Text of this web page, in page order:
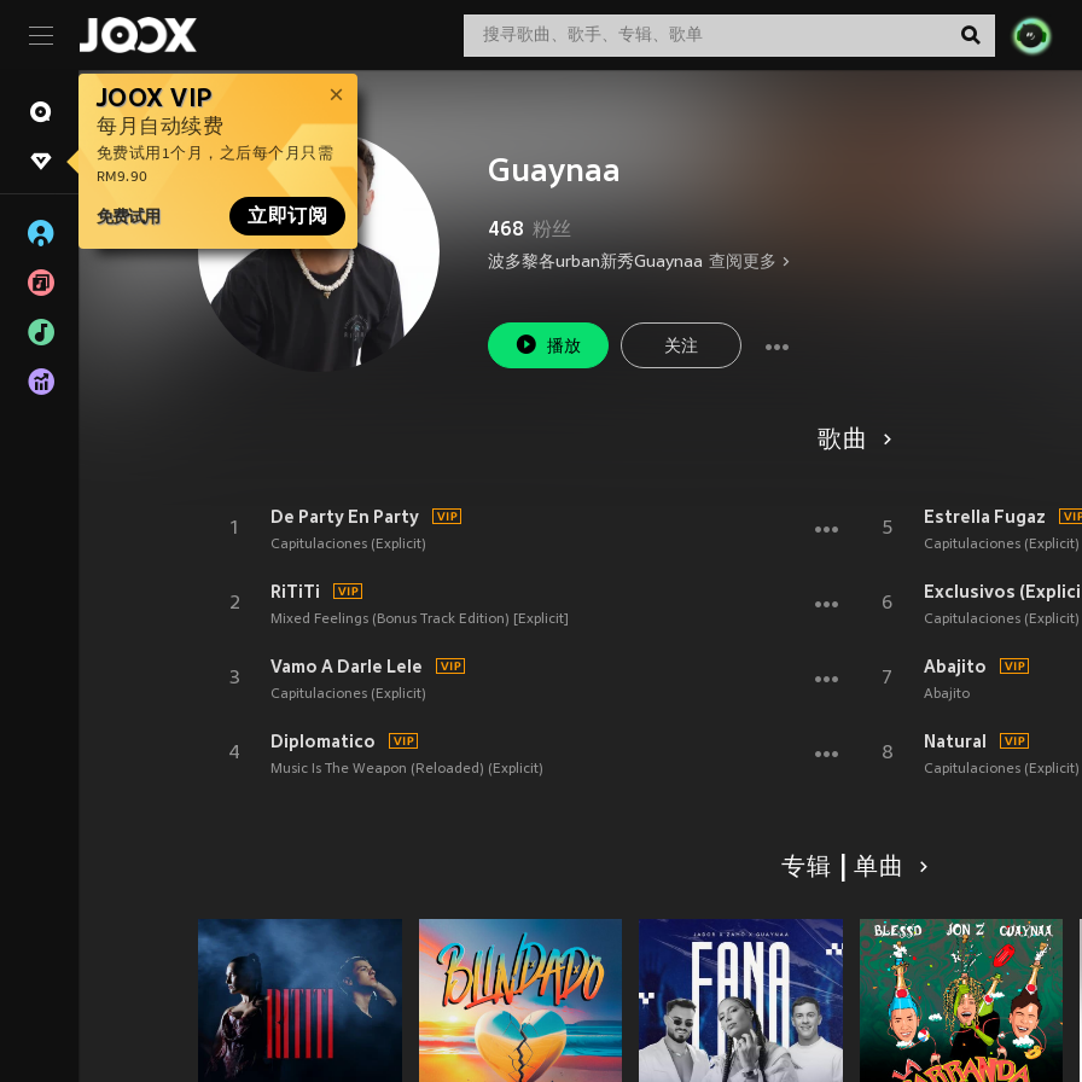
JOOX VIP
每月自动续费
免费试用1个月，之后每个月只需
RM9.90
免费试用 立即订阅
Guaynaa
468 粉丝
波多黎各urban新秀Guaynaa 查阅更多
播放 关注
歌曲
1
De Party En Party
Capitulaciones (Explicit)
2
RiTiTi
Mixed Feelings (Bonus Track Edition) [Explicit]
3
Vamo A Darle Lele
Capitulaciones (Explicit)
4
Diplomatico
Music Is The Weapon (Reloaded) (Explicit)
5
Estrella Fugaz
Capitulaciones (Explicit)
6
Exclusivos
Capitulaciones (Explicit)
7
Abajito
Abajito
8
Natural
Capitulaciones (Explicit)
专辑 | 单曲